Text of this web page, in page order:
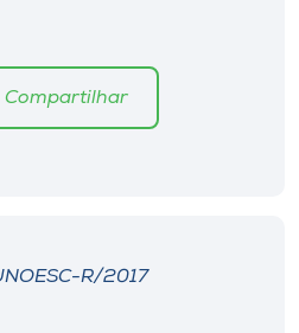
Compartilhar
R/2017